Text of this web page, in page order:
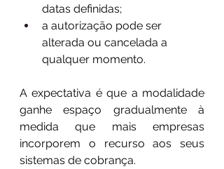
datas definidas;
a autorização pode ser
alterada ou cancelada a
qualquer momento.
A expectativa é que a modalidade
ganhe espaço gradualmente à
medida que mais empresas
incorporem o recurso aos seus
sistemas de cobrança.